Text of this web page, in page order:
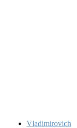
Vladimirovich